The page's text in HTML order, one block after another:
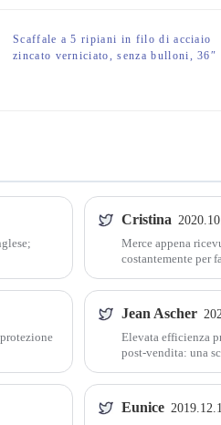
Scaffale a 5 ripiani in filo di acciaio
zincato verniciato, senza bulloni, 36″
Cristina
Merce appena
costantemente per
Jean Ascher
Elevata efficienza
post-vendita: una
Eunice